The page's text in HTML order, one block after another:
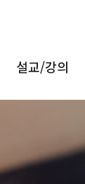
설교/강의